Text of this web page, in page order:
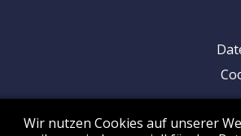
Wir nutzen Cookies auf unserer